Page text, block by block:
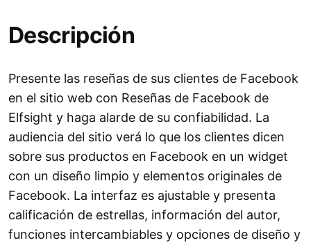
Descripción
Presente las reseñas de sus clientes de Facebook
en el sitio web con Reseñas de Facebook de
Elfsight y haga alarde de su confiabilidad. La
audiencia del sitio verá lo que los clientes dicen
sobre sus productos en Facebook en un widget
con un diseño limpio y elementos originales de
Facebook. La interfaz es ajustable y presenta
calificación de estrellas, información del autor,
funciones intercambiables y opciones de diseño y